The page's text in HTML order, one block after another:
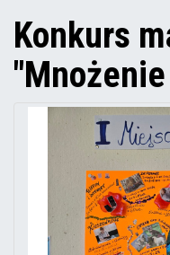
Konkurs